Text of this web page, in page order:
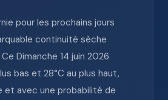
pour les prochains jours
continuité sèche
Dimanche 14 juin 2026
bas et 28°C au plus haut,
et avec une probabilité de